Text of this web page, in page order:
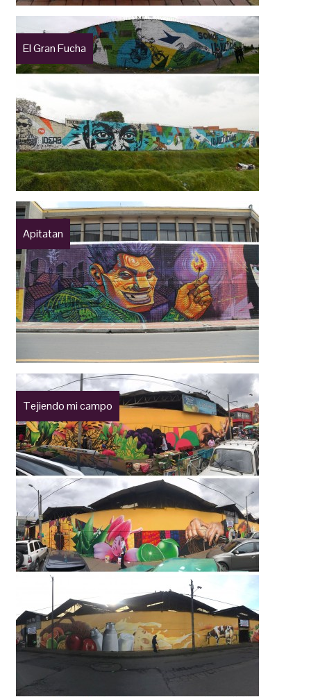
El Gran Fucha
Apitatan
Tejiendo mi campo